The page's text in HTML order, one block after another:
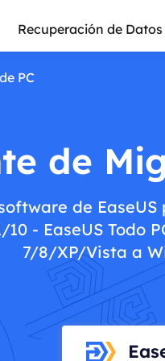
Recuperación de Datos
Más
PC
de
de
10 - EaseUS Todo
7/8/XP/Vista a